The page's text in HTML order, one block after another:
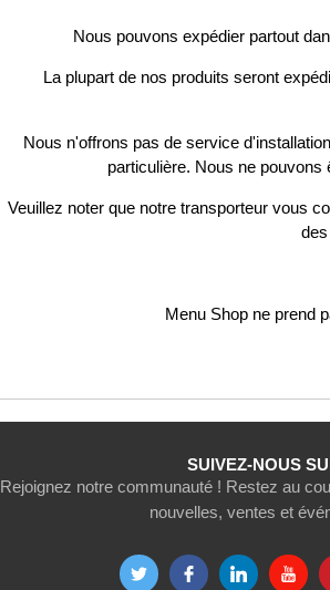
Nous pouvons expédier partout
La plupart de nos produits seront
Nous n'offrons pas de service
particulière. Nous ne pouvons
Veuillez noter que notre transporteur vous
des
Menu Shop ne prend
SUIVEZ-NOUS
Rejoignez notre communauté ! Restez au
nouvelles, ventes et